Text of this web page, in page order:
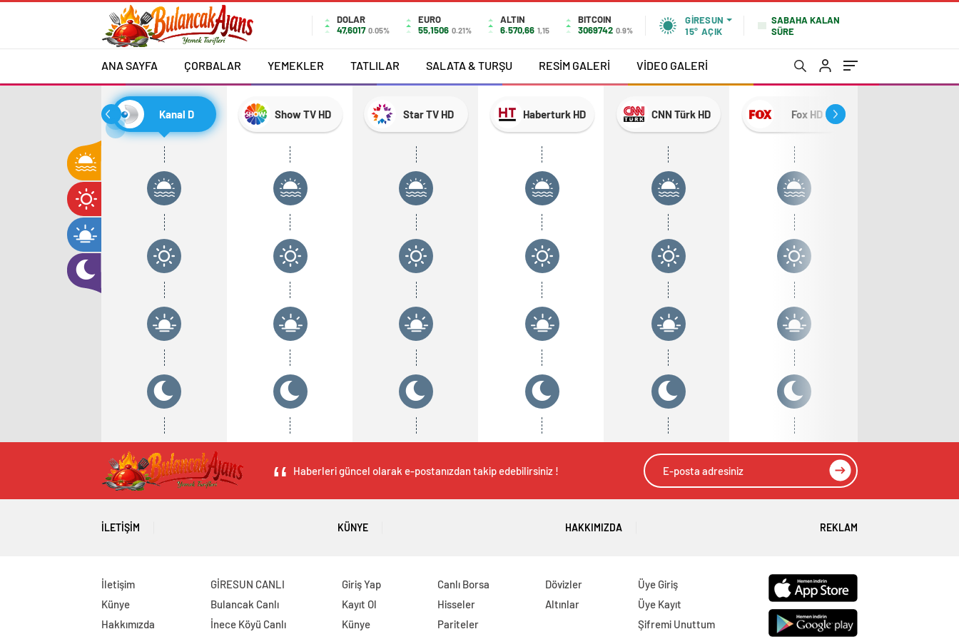
DOLAR
47,6017 0.05%
EURO
55,1506 0.21%
ALTIN
6.570,66 1,15
BITCOIN
3069742 0.9%
GIRESUN
15° AÇIK
SABAHA KALAN
SÜRE
ANA SAYFA ÇORBALAR YEMEKLER TATLILAR SALATA & TURŞU RESİM GALERİ VİDEO GALERİ
Kanal D Show TV HD Star TV HD Haberturk HD CNN Türk HD Fox HD
Haberleri güncel olarak e-postanızdan takip edebilirsiniz !
İLETIŞIM KÜNYE HAKKIMIZDA REKLAM
İletişim
Künye
Hakkımızda
GİRESUN CANLI
Bulancak Canlı
İnece Köyü Canlı
Giriş Yap
Kayıt Ol
Künye
Canlı Borsa
Hisseler
Pariteler
Dövizler
Altınlar
Üye Giriş
Üye Kayıt
Şifremi Unuttum